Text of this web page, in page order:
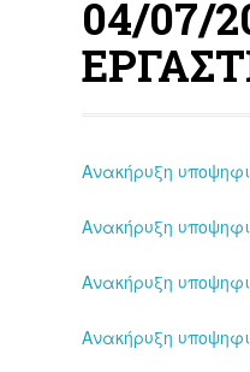
04/07/
Ανακήρυξη
Ανακήρυξη
Ανακήρυξη
Ανακήρυξη